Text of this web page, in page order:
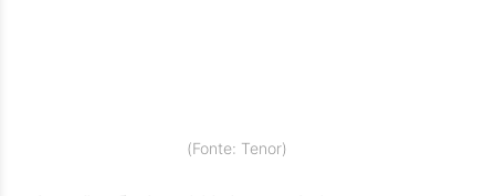
(Fonte: Tenor)